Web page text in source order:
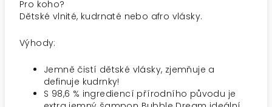
Pro koho?
Dětské vlnité, kudrnaté nebo afro vlásky.
Výhody:
Jemně čistí dětské vlásky, zjemňuje a
definuje kudrnky!
S 98,6 % ingrediencí přírodního původu je